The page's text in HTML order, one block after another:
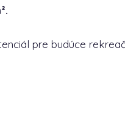
pre budúce